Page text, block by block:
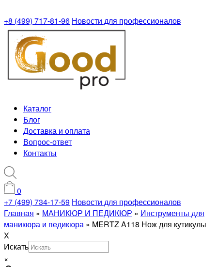
+8 (499) 717-81-96 Новости для профессионалов
Каталог
Блог
Доставка и оплата
Вопрос-ответ
Контакты
0
+7 (499) 734-17-59 Новости для профессионалов
Главная » МАНИКЮР И ПЕДИКЮР » Инструменты для
маникюра и педикюра » MERTZ A118 Нож для кутикулы
X
Искать
×